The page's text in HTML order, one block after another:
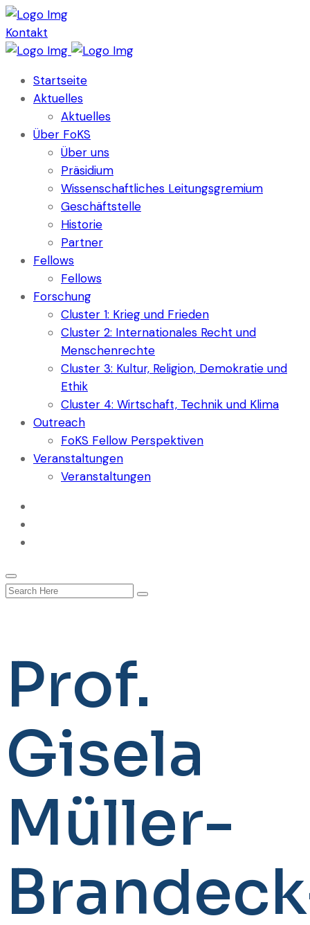
Kontakt
Startseite
Aktuelles
Aktuelles
Über FoKS
Über uns
Präsidium
Wissenschaftliches Leitungsgremium
Geschäftstelle
Historie
Partner
Fellows
Fellows
Forschung
Cluster 1: Krieg und Frieden
Cluster 2: Internationales Recht und
Menschenrechte
Cluster 3: Kultur, Religion, Demokratie und
Ethik
Cluster 4: Wirtschaft, Technik und Klima
Outreach
FoKS Fellow Perspektiven
Veranstaltungen
Veranstaltungen
Prof.
Gisela
Müller-